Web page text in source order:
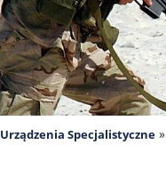
Urządzenia Specjalistyczne